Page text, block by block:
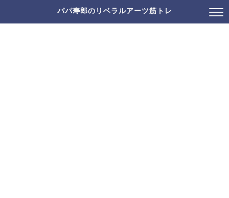
パパ寿郎のリベラルアーツ筋トレ